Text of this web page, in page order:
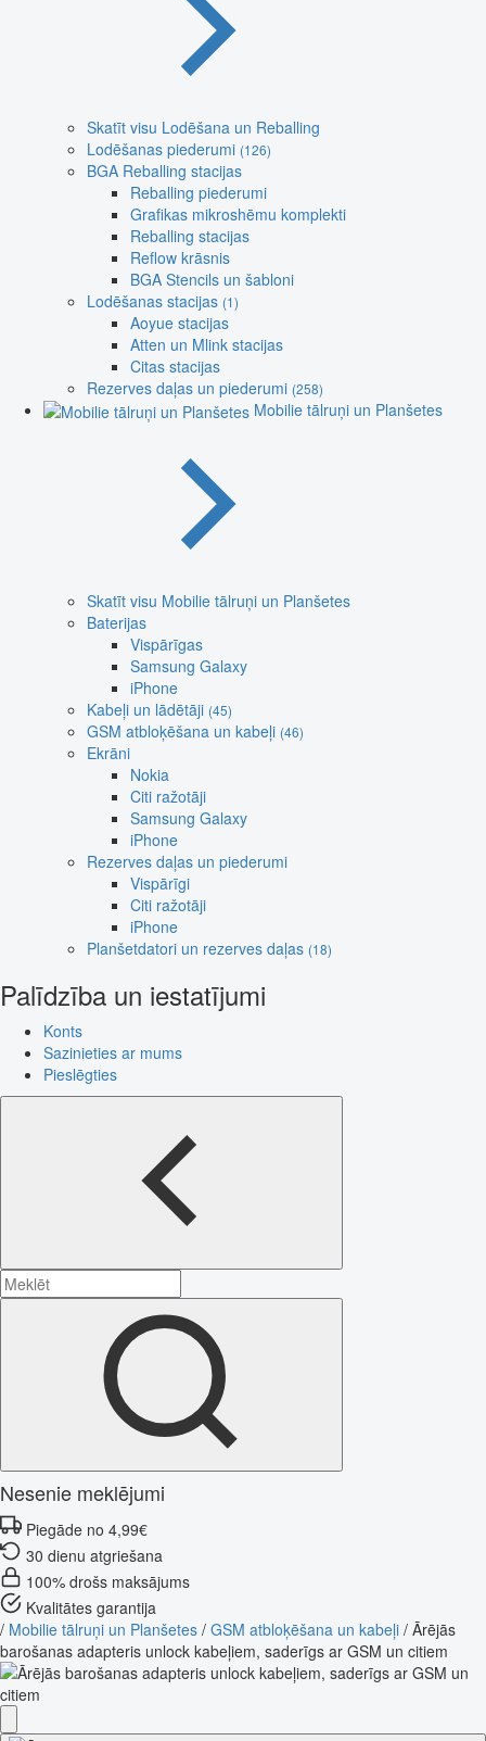
Skatīt visu Lodēšana un Reballing
Lodēšanas piederumi (126)
BGA Reballing stacijas
Reballing piederumi
Grafikas mikroshēmu komplekti
Reballing stacijas
Reflow krāsnis
BGA Stencils un šabloni
Lodēšanas stacijas (1)
Aoyue stacijas
Atten un Mlink stacijas
Citas stacijas
Rezerves daļas un piederumi (258)
Mobilie tālruņi un Planšetes
Skatīt visu Mobilie tālruņi un Planšetes
Baterijas
Vispārīgas
Samsung Galaxy
iPhone
Kabeļi un lādētāji (45)
GSM atbloķēšana un kabeļi (46)
Ekrāni
Nokia
Citi ražotāji
Samsung Galaxy
iPhone
Rezerves daļas un piederumi
Vispārīgi
Citi ražotāji
iPhone
Planšetdatori un rezerves daļas (18)
Palīdzība un iestatījumi
Konts
Sazinieties ar mums
Pieslēgties
Nesenie meklējumi
Piegāde no 4,99€
30 dienu atgriešana
100% drošs maksājums
Kvalitātes garantija
/ Mobilie tālruņi un Planšetes / GSM atbloķēšana un kabeļi / Ārējās
barošanas adapteris unlock kabeļiem, saderīgs ar GSM un citiem